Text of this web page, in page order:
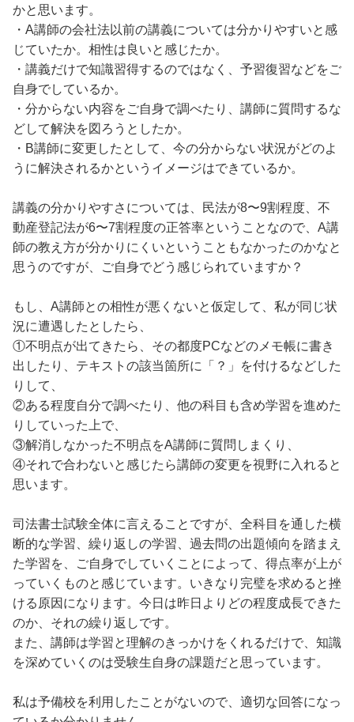
かと思います。
・A講師の会社法以前の講義については分かりやすいと感
じていたか。相性は良いと感じたか。
・講義だけで知識習得するのではなく、予習復習などをご
自身でしているか。
・分からない内容をご自身で調べたり、講師に質問するな
どして解決を図ろうとしたか。
・B講師に変更したとして、今の分からない状況がどのよ
うに解決されるかというイメージはできているか。
講義の分かりやすさについては、民法が8〜9割程度、不
動産登記法が6〜7割程度の正答率ということなので、A講
師の教え方が分かりにくいということもなかったのかなと
思うのですが、ご自身でどう感じられていますか？
もし、A講師との相性が悪くないと仮定して、私が同じ状
況に遭遇したとしたら、
①不明点が出てきたら、その都度PCなどのメモ帳に書き
出したり、テキストの該当箇所に「？」を付けるなどした
りして、
②ある程度自分で調べたり、他の科目も含め学習を進めた
りしていった上で、
③解消しなかった不明点をA講師に質問しまくり、
④それで合わないと感じたら講師の変更を視野に入れると
思います。
司法書士試験全体に言えることですが、全科目を通した横
断的な学習、繰り返しの学習、過去問の出題傾向を踏まえ
た学習を、ご自身でしていくことによって、得点率が上が
っていくものと感じています。いきなり完璧を求めると挫
ける原因になります。今日は昨日よりどの程度成長できた
のか、それの繰り返しです。
また、講師は学習と理解のきっかけをくれるだけで、知識
を深めていくのは受験生自身の課題だと思っています。
私は予備校を利用したことがないので、適切な回答になっ